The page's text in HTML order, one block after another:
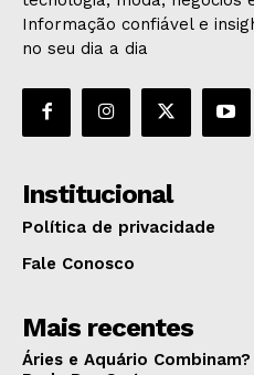
Informação confiável e
no seu dia a dia
Institucional
Política de privacidade
Fale Conosco
Mais recentes
Áries e Aquário